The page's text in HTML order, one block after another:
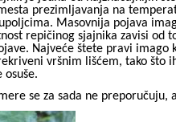
prezimljavanja na
Masovnija pojava
repičinog sjajnika zavisi
Najveće štete pravi imago
vršnim lišćem, tako što
osuše.
se za sada ne